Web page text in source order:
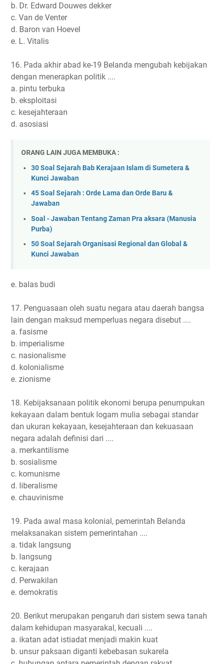
b. Dr. Edward Douwes dekker
c. Van de Venter
d. Baron van Hoevel
e. L. Vitalis
16. Pada akhir abad ke-19 Belanda mengubah kebijakan
dengan menerapkan politik ....
a. pintu terbuka
b. eksploitasi
c. kesejahteraan
d. asosiasi
ORANG LAIN JUGA MEMBUKA :
30 Soal Sejarah Bab Kerajaan Islam di Sumetera &
Kunci Jawaban
45 Soal Sejarah : Orde Lama dan Orde Baru &
Jawaban
Soal - Jawaban Tentang Zaman Pra aksara (Manusia
Purba)
50 Soal Sejarah Organisasi Regional dan Global &
Kunci Jawaban
e. balas budi
17. Penguasaan oleh suatu negara atau daerah bangsa
lain dengan maksud memperluas negara disebut ....
a. fasisme
b. imperialisme
c. nasionalisme
d. kolonialisme
e. zionisme
18. Kebijaksanaan politik ekonomi berupa penumpukan
kekayaan dalam bentuk logam mulia sebagai standar
dan ukuran kekayaan, kesejahteraan dan kekuasaan
negara adalah definisi dari ....
a. merkantilisme
b. sosialisme
c. komunisme
d. liberalisme
e. chauvinisme
19. Pada awal masa kolonial, pemerintah Belanda
melaksanakan sistem pemerintahan ....
a. tidak langsung
b. langsung
c. kerajaan
d. Perwakilan
e. demokratis
20. Berikut merupakan pengaruh dari sistem sewa tanah
dalam kehidupan masyarakal, kecuali ....
a. ikatan adat istiadat menjadi makin kuat
b. unsur paksaan diganti kebebasan sukarela